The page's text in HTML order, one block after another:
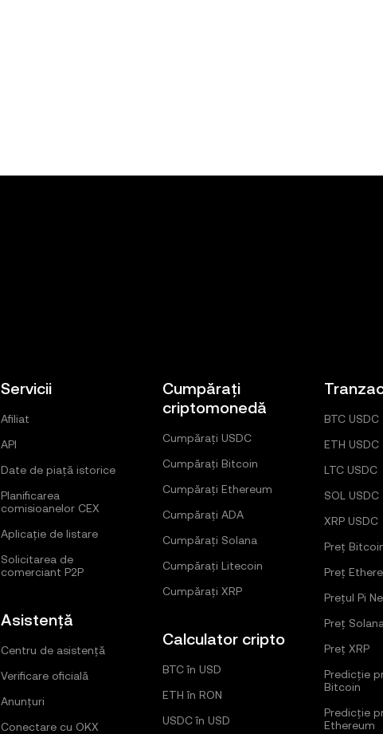
Servicii
Afiliat
API
Date de piață istorice
Planificarea
comisioanelor CEX
Aplicație de listare
Solicitarea de
comerciant P2P
Asistență
Centru de asistență
Verificare oficială
Anunțuri
Conectare cu OKX
Cumpărați
criptomonedă
Cumpărați USDC
Cumpărați Bitcoin
Cumpărați Ethereum
Cumpărați ADA
Cumpărați Solana
Cumpărați Litecoin
Cumpărați XRP
Calculator cripto
BTC în USD
ETH în RON
USDC în USD
BTC USDC
ETH USDC
LTC USDC
SOL USDC
XRP USDC
Preț
Preț
Prețul Pi
Preț Solana
Preț XRP
Predicție
Bitcoin
Predicție
Ethereum